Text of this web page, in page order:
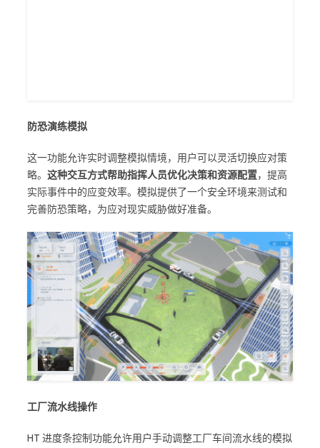
防恐演练模拟
这一功能允许实时调整模拟情境，用户可以灵活切换应对策
略。 这种交互方式帮助指挥人员优化决策和资源配置，提高
实际事件中的应变效率。模拟提供了一个安全环境来测试和
完善防恐策略，为应对现实威胁做好准备。
工厂流水线操作
HT 进度条控制功能允许用户手动调整工厂车间流水线的模拟